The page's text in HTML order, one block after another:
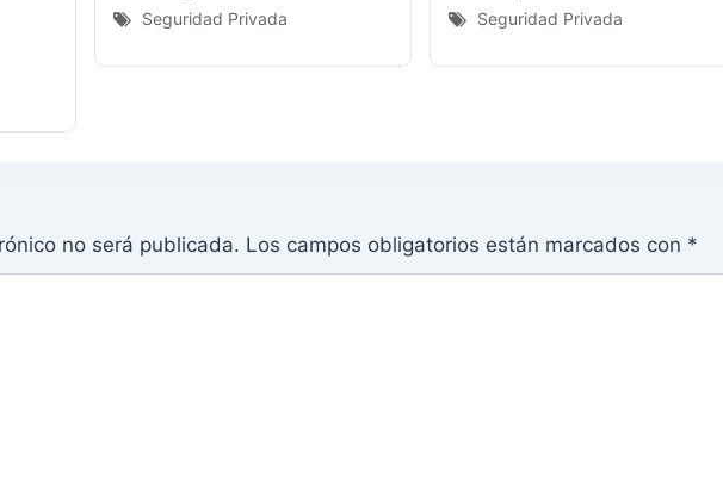
Seguridad Privada
Seguridad Privada
no será publicada. Los campos obligatorios están marcados con *